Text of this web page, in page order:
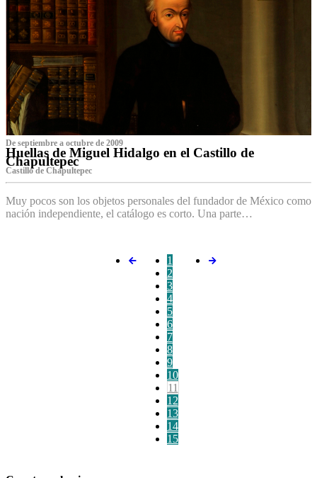
De septiembre a octubre de 2009
Huellas de Miguel Hidalgo en el Castillo de
Chapultepec
Castillo de Chapultepec
Muy pocos son los objetos personales del fundador de México como
nación independiente, el catálogo es corto. Una parte…
1
2
3
4
5
6
7
8
9
10
11
12
13
14
15